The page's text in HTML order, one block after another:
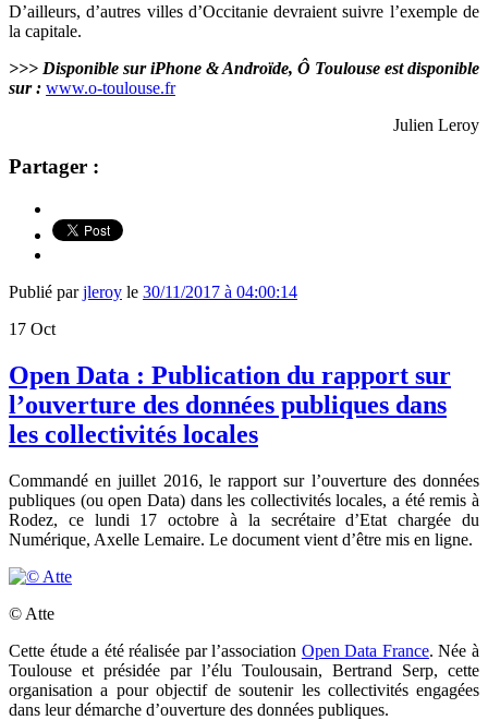
D’ailleurs, d’autres villes d’Occitanie devraient suivre l’exemple de
la capitale.
>>> Disponible sur iPhone & Androïde, Ô Toulouse est disponible
sur : www.o-toulouse.fr
Julien Leroy
Partager :
Publié parjleroy le 30/11/2017 à 04:00:14
17 Oct
Open Data : Publication du rapport sur
l’ouverture des données publiques dans
les collectivités locales
Commandé en juillet 2016, le rapport sur l’ouverture des données
publiques (ou open Data) dans les collectivités locales, a été remis à
Rodez, ce lundi 17 octobre à la secrétaire d’Etat chargée du
Numérique, Axelle Lemaire. Le document vient d’être mis en ligne.
© Atte
Cette étude a été réalisée par l’association Open Data France. Née à
Toulouse et présidée par l’élu Toulousain, Bertrand Serp, cette
organisation a pour objectif de soutenir les collectivités engagées
dans leur démarche d’ouverture des données publiques.